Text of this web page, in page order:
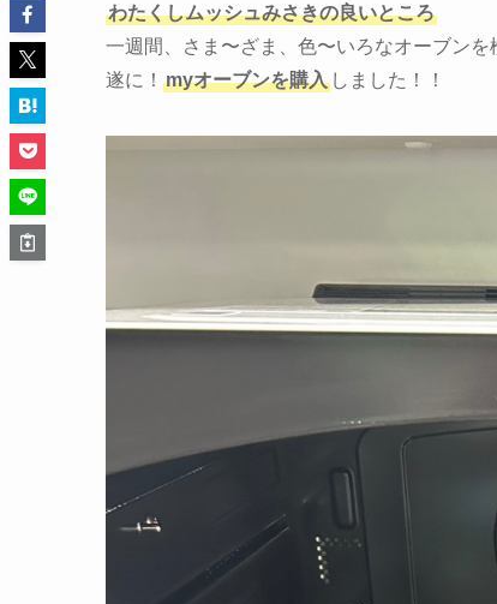
わたくしムッシュみさきの良いところ
一週間、さま〜ざま、色〜いろなオーブンを
遂に！ myオーブンを購入 しました！！